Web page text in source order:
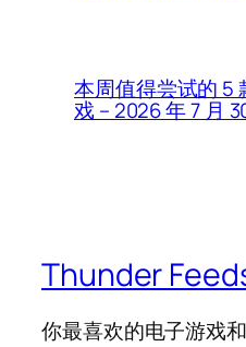
本周值得尝试的 5
戏 – 2026 年 7 月
Thunder
你最喜欢的电子游戏